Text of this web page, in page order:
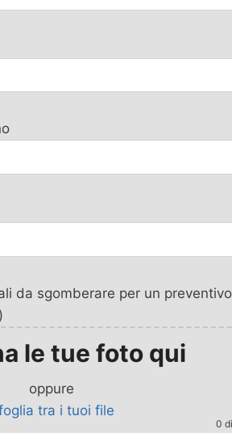
da sgomberare per un preventivo
le tue foto qui
oppure
tra i tuoi file
0